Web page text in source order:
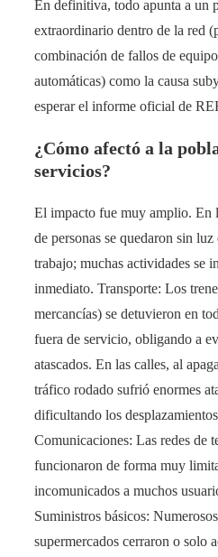
En definitiva, todo apunta a un
extraordinario dentro de la red
combinación de fallos de
automáticas) como la causa
esperar el informe oficial de
¿Cómo afectó a la
servicios?
El impacto fue muy amplio. En
de personas se quedaron sin luz
trabajo; muchas actividades se
inmediato. Transporte: Los
mercancías) se detuvieron en
fuera de servicio, obligando a
atascados​. En las calles, al
tráfico rodado sufrió enormes
dificultando los
Comunicaciones: Las redes de
funcionaron de forma muy
incomunicados a muchos
Suministros básicos:
supermercados cerraron o solo